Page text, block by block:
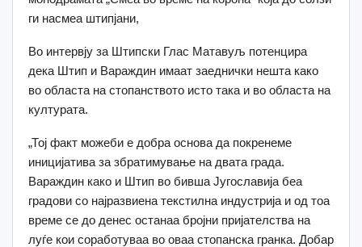
ги насмеа штипјани,
Во интервју за Штипски Глас Матавуљ потенцира
дека Штип и Вараждин имаат заеднички нешта како
во областа на стопанството исто така и во областа на
културата.
„Тој факт можеби е добра основа да покренеме
иницијатива за збратимување на двата града.
Вараждин како и Штип во бивша Југославија беа
градови со најразвиена текстилна индустрија и од тоа
време се до денес останаа бројни пријателства на
луѓе кои соработуваа во оваа стопанска гранка. Добар